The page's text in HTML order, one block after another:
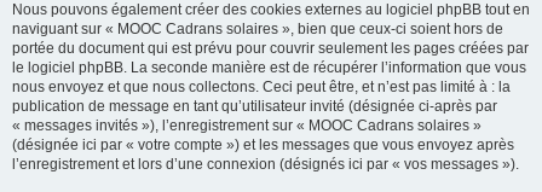
Nous pouvons également créer des cookies externes au logiciel phpBB tout en
naviguant sur « MOOC Cadrans solaires », bien que ceux-ci soient hors de
portée du document qui est prévu pour couvrir seulement les pages créées par
le logiciel phpBB. La seconde manière est de récupérer l’information que vous
nous envoyez et que nous collectons. Ceci peut être, et n’est pas limité à : la
publication de message en tant qu’utilisateur invité (désignée ci-après par
« messages invités »), l’enregistrement sur « MOOC Cadrans solaires »
(désignée ici par « votre compte ») et les messages que vous envoyez après
l’enregistrement et lors d’une connexion (désignés ici par « vos messages »).